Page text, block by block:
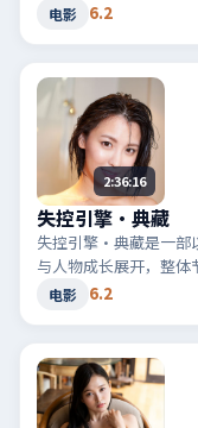
电影 6.2
2:36:16
失控引擎·典藏
失控引擎·典藏是一部
与人物成长展开，整体
电影 6.2